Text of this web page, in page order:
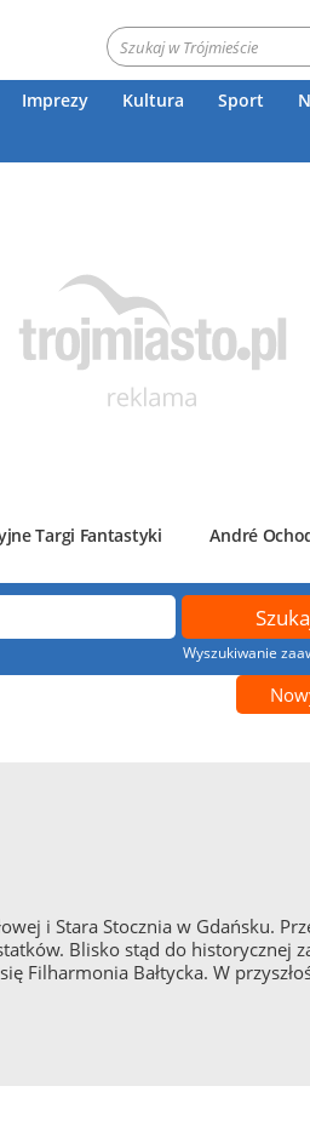
Imprezy Kultura Sport
Targi Fantastyki André
Wyszukiwanie
i Stara Stocznia w Gdańsku.
Blisko stąd do historycznej
Filharmonia Bałtycka. W